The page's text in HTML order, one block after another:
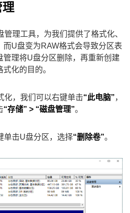
理工具，为我们提供了格式化、
U盘变为RAW格式会导致分区表
管理将U盘分区删除，再重新创建
化的目的。
化，我们可以右键单击“此电脑”，
“存储” > “磁盘管理”。
单击U盘分区，选择“删除卷”。